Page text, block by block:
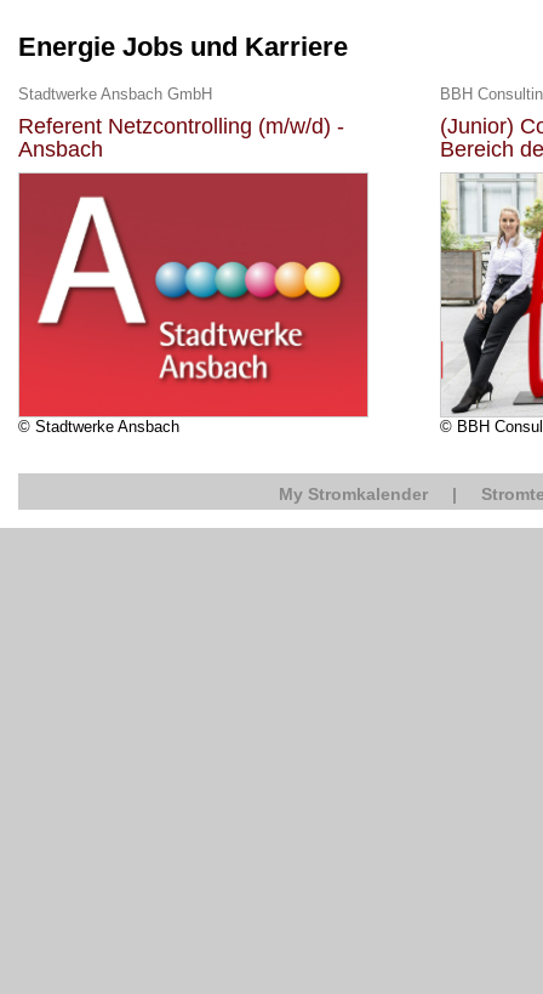
Energie Jobs und Karriere
Stadtwerke Ansbach GmbH
Referent Netzcontrolling (m/w/d) -
Ansbach
© Stadtwerke Ansbach
BBH
(Junior)
Bereich
© BBH
My Stromkalender |